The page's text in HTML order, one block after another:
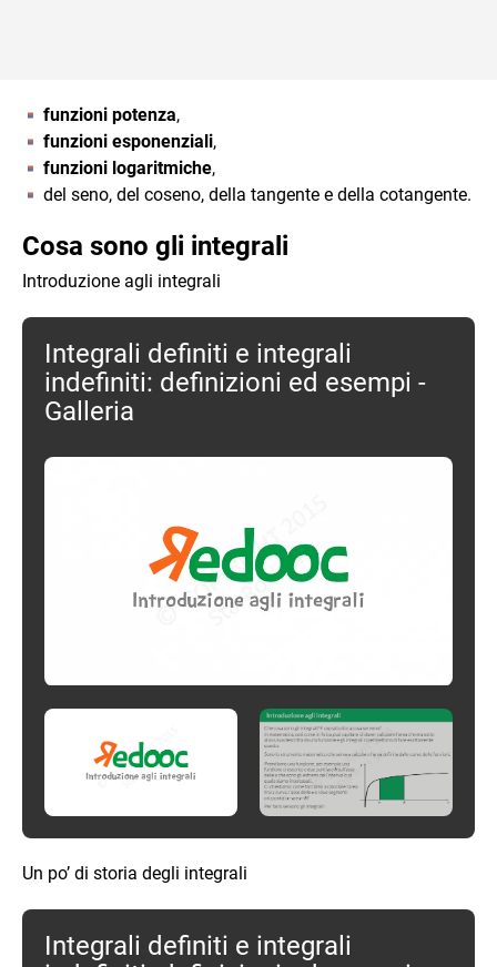
funzioni potenza,
funzioni esponenziali,
funzioni logaritmiche,
del seno, del coseno, della tangente e della cotangente.
Cosa sono gli integrali
Introduzione agli integrali
Integrali definiti e integrali
indefiniti: definizioni ed esempi -
Galleria
Un po’ di storia degli integrali
Integrali definiti e integrali